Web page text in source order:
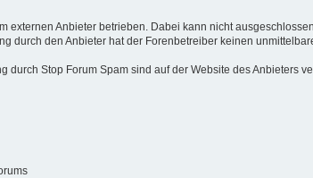
externen Anbieter betrieben. Dabei kann nicht
durch den Anbieter hat der Forenbetreiber keinen
durch Stop Forum Spam sind auf der Website des Anbieters